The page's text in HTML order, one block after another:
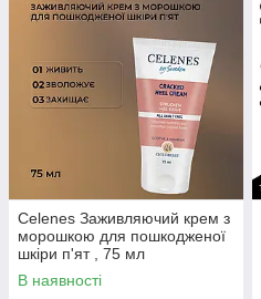
Celenes Заживляючий крем з
морошкою для пошкодженої
шкіри п'ят , 75 мл
В наявності